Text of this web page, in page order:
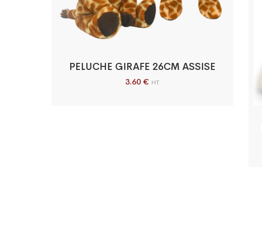
PELUCHE GIRAFE 26CM ASSISE
3.60 € HT